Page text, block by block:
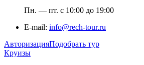
Пн. — пт. с 10:00 до 19:00
E-mail: info@rech-tour.ru
АвторизацияПодобрать тур
Круизы